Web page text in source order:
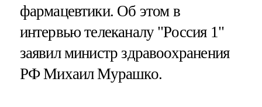
фармацевтики. Об этом в
интервью телеканалу "Россия 1"
заявил министр здравоохранения
РФ Михаил Мурашко.